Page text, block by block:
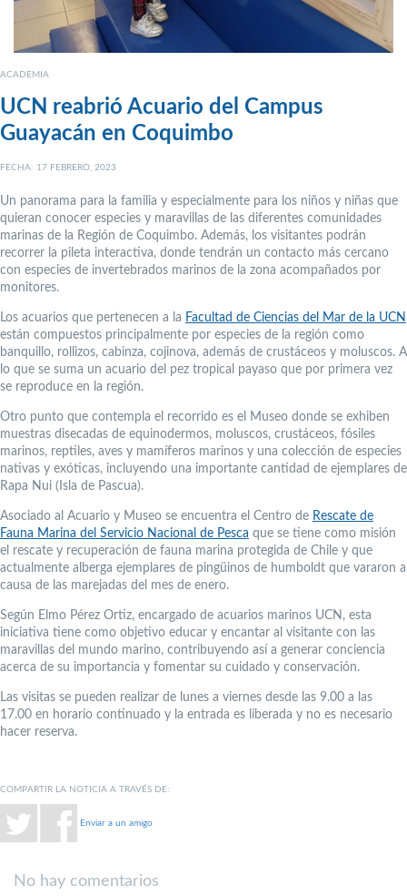
ACADEMIA
UCN reabrió Acuario del Campus
Guayacán en Coquimbo
FECHA: 17 FEBRERO, 2023
Un panorama para la familia y especialmente para los niños y niñas que
quieran conocer especies y maravillas de las diferentes comunidades
marinas de la Región de Coquimbo. Además, los visitantes podrán
recorrer la pileta interactiva, donde tendrán un contacto más cercano
con especies de invertebrados marinos de la zona acompañados por
monitores.
Los acuarios que pertenecen a la Facultad de Ciencias del Mar de la UCN
están compuestos principalmente por especies de la región como
banquillo, rollizos, cabinza, cojinova, además de crustáceos y moluscos. A
lo que se suma un acuario del pez tropical payaso que por primera vez
se reproduce en la región.
Otro punto que contempla el recorrido es el Museo donde se exhiben
muestras disecadas de equinodermos, moluscos, crustáceos, fósiles
marinos, reptiles, aves y mamíferos marinos y una colección de especies
nativas y exóticas, incluyendo una importante cantidad de ejemplares de
Rapa Nui (Isla de Pascua).
Asociado al Acuario y Museo se encuentra el Centro de Rescate de
Fauna Marina del Servicio Nacional de Pesca que se tiene como misión
el rescate y recuperación de fauna marina protegida de Chile y que
actualmente alberga ejemplares de pingüinos de humboldt que vararon a
causa de las marejadas del mes de enero.
Según Elmo Pérez Ortiz, encargado de acuarios marinos UCN, esta
iniciativa tiene como objetivo educar y encantar al visitante con las
maravillas del mundo marino, contribuyendo así a generar conciencia
acerca de su importancia y fomentar su cuidado y conservación.
Las visitas se pueden realizar de lunes a viernes desde las 9.00 a las
17.00 en horario continuado y la entrada es liberada y no es necesario
hacer reserva.
COMPARTIR LA NOTICIA A TRAVÉS DE:
Enviar a un amigo
No hay comentarios